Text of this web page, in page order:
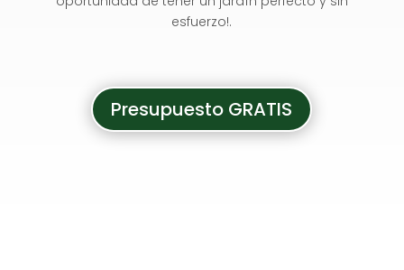
esfuerzo!.
Presupuesto GRATIS